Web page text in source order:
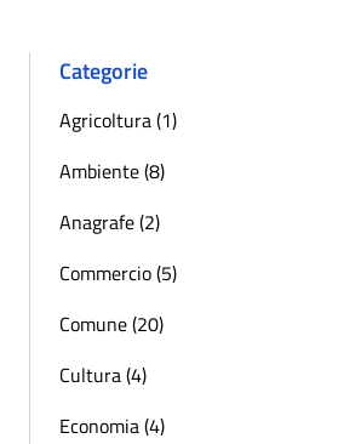
Categorie
Agricoltura (1)
Ambiente (8)
Anagrafe (2)
Commercio (5)
Comune (20)
Cultura (4)
Economia (4)